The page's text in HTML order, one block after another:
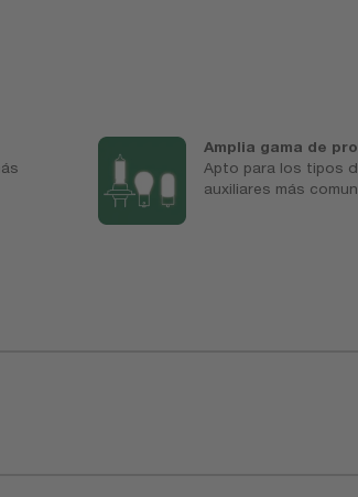
Amplia gama de
Apto para los tipos
auxiliares más